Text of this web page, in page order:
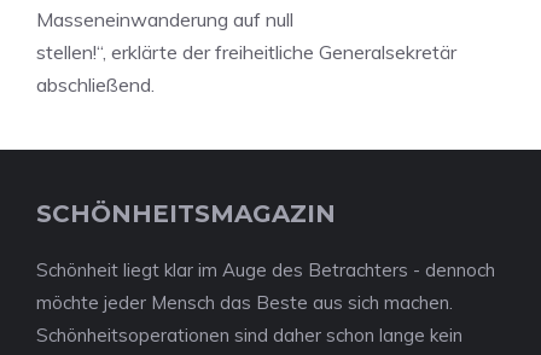
Masseneinwanderung auf null
stellen!“, erklärte der freiheitliche Generalsekretär
abschließend.
SCHÖNHEITSMAGAZIN
Schönheit liegt klar im Auge des Betrachters - dennoch
möchte jeder Mensch das Beste aus sich machen.
Schönheitsoperationen sind daher schon lange kein